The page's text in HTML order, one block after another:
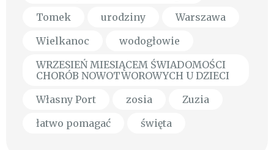
Tomek
urodziny
Warszawa
Wielkanoc
wodogłowie
WRZESIEŃ MIESIĄCEM ŚWIADOMOŚCI
CHORÓB NOWOTWOROWYCH U DZIECI
Własny Port
zosia
Zuzia
łatwo pomagać
święta